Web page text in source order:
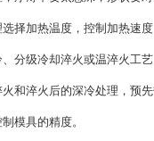
择加热温度，控制加热速
分级冷却淬火或温淬火工
和淬火后的深冷处理，预
模具的精度。